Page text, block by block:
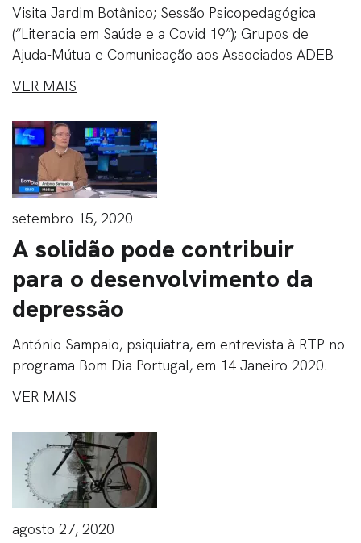
Visita Jardim Botânico; Sessão Psicopedagógica
(“Literacia em Saúde e a Covid 19”); Grupos de
Ajuda-Mútua e Comunicação aos Associados ADEB
VER MAIS
setembro 15, 2020
A solidão pode contribuir
para o desenvolvimento da
depressão
António Sampaio, psiquiatra, em entrevista à RTP no
programa Bom Dia Portugal, em 14 Janeiro 2020.
VER MAIS
agosto 27, 2020